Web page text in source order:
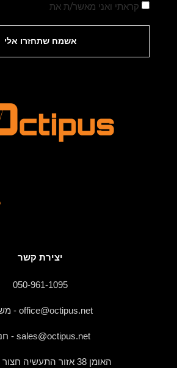
קראתי ואני מאשר/ת את
אשמח שתחזרו אלי
יצירת קשר
050-961-1095
office@octipus.net - משרד
sales@octipus.net - חנות
האומן 38 אזור התעשיה חצור הגלילית